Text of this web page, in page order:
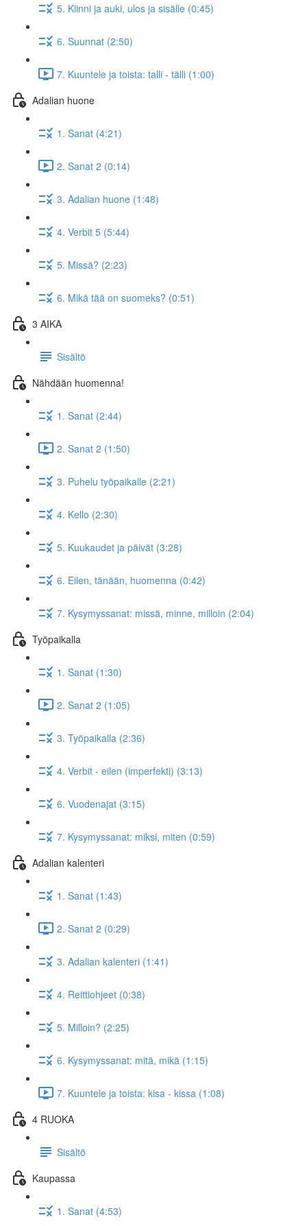
5. Kiinni ja auki, ulos ja sisälle (0:45)
6. Suunnat (2:50)
7. Kuuntele ja toista: talli - tälli (1:00)
Adalian huone
1. Sanat (4:21)
2. Sanat 2 (0:14)
3. Adalian huone (1:48)
4. Verbit 5 (5:44)
5. Missä? (2:23)
6. Mikä tää on suomeks? (0:51)
3 AIKA
Sisältö
Nähdään huomenna!
1. Sanat (2:44)
2. Sanat 2 (1:50)
3. Puhelu työpaikalle (2:21)
4. Kello (2:30)
5. Kuukaudet ja päivät (3:28)
6. Eilen, tänään, huomenna (0:42)
7. Kysymyssanat: missä, minne, milloin (2:04)
Työpaikalla
1. Sanat (1:30)
2. Sanat 2 (1:05)
3. Työpaikalla (2:36)
4. Verbit - eilen (imperfekti) (3:13)
6. Vuodenajat (3:15)
7. Kysymyssanat: miksi, miten (0:59)
Adalian kalenteri
1. Sanat (1:43)
2. Sanat 2 (0:29)
3. Adalian kalenteri (1:41)
4. Reittiohjeet (0:38)
5. Milloin? (2:25)
6. Kysymyssanat: mitä, mikä (1:15)
7. Kuuntele ja toista: kisa - kissa (1:08)
4 RUOKA
Sisältö
Kaupassa
1. Sanat (4:53)